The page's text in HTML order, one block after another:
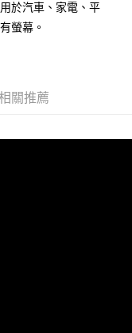
於汽車、家電、平
螢幕。
關推薦